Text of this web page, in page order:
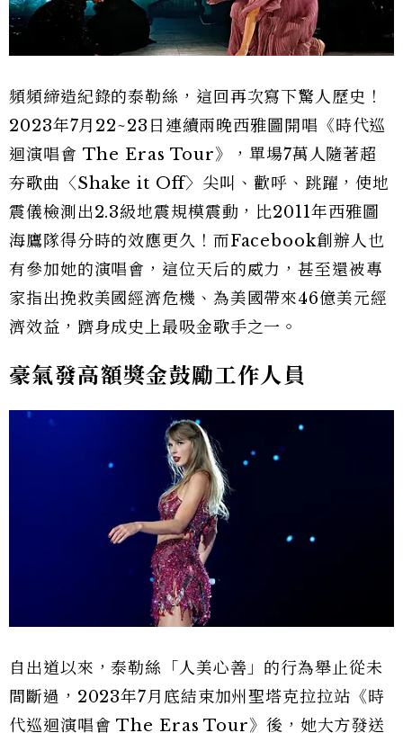
頻頻締造紀錄的泰勒絲，這回再次寫下驚人歷史！
2023年7月22~23日連續兩晚西雅圖開唱《時代巡
迴演唱會 The Eras Tour》，單場7萬人隨著超
夯歌曲〈Shake it Off〉尖叫、歡呼、跳躍，使地
震儀檢測出2.3級地震規模震動，比2011年西雅圖
海鷹隊得分時的效應更久！而Facebook創辦人也
有參加她的演唱會，這位天后的威力，甚至還被專
家指出挽救美國經濟危機、為美國帶來46億美元經
濟效益，躋身成史上最吸金歌手之一。
豪氣發高額獎金鼓勵工作人員
自出道以來，泰勒絲「人美心善」的行為舉止從未
間斷過，2023年7月底結束加州聖塔克拉拉站《時
代巡迴演唱會 The Eras Tour》後，她大方發送